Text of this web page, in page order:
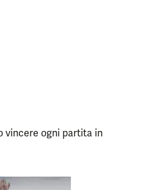
vincere ogni partita in